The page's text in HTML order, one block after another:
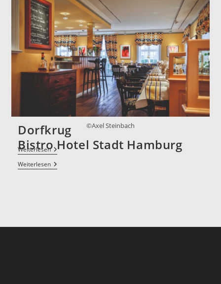
Dorfkrug
Weiterlesen